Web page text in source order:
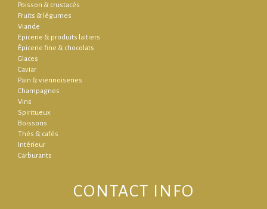
Poisson & crustacés
Fruits & légumes
Viande
Epicerie & produits laitiers
Épicerie fine & chocolats
Glaces
Caviar
Pain & viennoiseries
Champagnes
Vins
Spiritueux
Boissons
Thés & cafés
Intérieur
Carburants
CONTACT INFO